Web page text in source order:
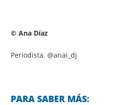
© Ana Díaz
Periodista. @anai_dj
PARA SABER MÁS: